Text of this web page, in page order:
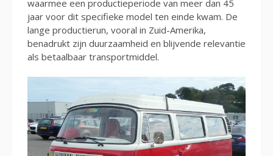
waarmee een productieperiode van meer dan 45
jaar voor dit specifieke model ten einde kwam. De
lange productierun, vooral in Zuid-Amerika,
benadrukt zijn duurzaamheid en blijvende relevantie
als betaalbaar transportmiddel.